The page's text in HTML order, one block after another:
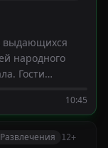
выдающихся
народного
Гости
10:45
12+